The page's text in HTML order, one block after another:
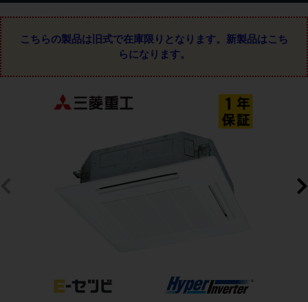
こちらの製品は旧式で在庫限りとなります。 新製品はこち
らになります。